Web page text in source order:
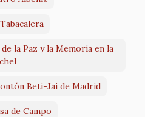
la Paz y la Memoria en la
Beti-Jai de Madrid
de Campo